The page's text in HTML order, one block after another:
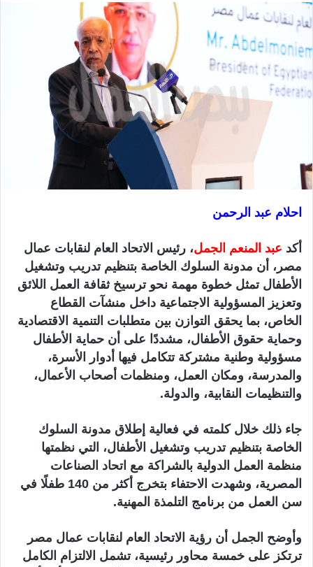
ب
ر
د
و
ي
ا
احلام عبد الرحمن
أكد عبد المنعم الجمل، رئيس الاتحاد العام لنقابات عمال
مصر، أن مدونة السلوك الخاصة بتنظيم تدريب وتشغيل
الأطفال تمثل خطوة مهمة نحو ترسيخ ثقافة العمل اللائق
وتعزيز المسؤولية الاجتماعية داخل منشآت القطاع
الخاص، بما يحقق التوازن بين متطلبات التنمية الاقتصادية
وحماية حقوق الأطفال، مشددًا على أن حماية الأطفال
مسؤولية وطنية مشتركة تتكامل فيها أدوار الأسرة،
والمدرسة، ومكان العمل، ومنظمات أصحاب الأعمال،
والتنظيمات النقابية، والدولة.
جاء ذلك خلال كلمته في فعالية إطلاق مدونة السلوك
الخاصة بتنظيم تدريب وتشغيل الأطفال، التي نظمتها
منظمة العمل الدولية بالشراكة مع اتحاد الصناعات
المصرية، وشهدت الاحتفاء بتخرج أكثر من 140 طفلًا في
سن العمل من برنامج التلمذة المهنية.
وأوضح الجمل أن رؤية الاتحاد العام لنقابات عمال مصر
ترتكز على خمسة محاور رئيسية، تشمل الالتزام الكامل